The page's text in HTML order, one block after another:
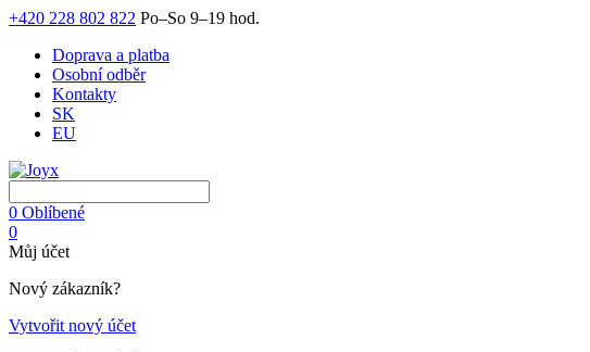
+420 228 802 822 Po–So 9–19 hod.
Doprava a platba
Osobní odběr
Kontakty
SK
EU
0 Oblíbené
0
Můj účet
Nový zákazník?
Vytvořit nový účet